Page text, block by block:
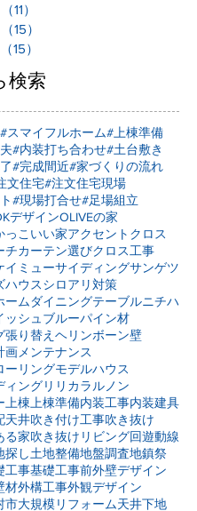
（11）
（15）
（15）
検索
#スマイフルホーム#上棟準備
#内装打ち合わせ#土台敷き
#完成間近#家づくりの流れ
文住宅#注文住宅現場
#現場打合せ#足場組立
デザインOLIVEの家
っこいい家アクセントクロス
チカーテン選びクロス工事
イミューサイディングサンゲツ
ハウスシロアリ対策
ームダイニングテーブルニチハ
ッシュブルーパイン材
張り替え ヘリンボーン壁
画 メンテナンス
ーリングモデルハウス
ィングリリカラ ルノン
上棟 上棟準備内装工事内装建具
天井吹き付け工事吹き抜け
る家吹き抜けリビング回遊動線
探し土地整備地盤調査地鎮祭
工事基礎工事前外壁デザイン
材外構工事外観デザイン
市大規模リフォーム天井下地